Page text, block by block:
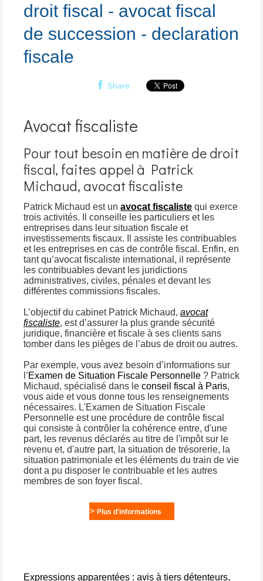
droit fiscal - avocat fiscal
de succession - declaration
fiscale
Share
Avocat fiscaliste
Pour tout besoin en matière de droit
fiscal, faites appel à Patrick
Michaud, avocat fiscaliste
Patrick Michaud est un avocat fiscaliste qui exerce
trois activités. Il conseille les particuliers et les
entreprises dans leur situation fiscale et
investissements fiscaux. Il assiste les contribuables
et les entreprises en cas de contrôle fiscal. Enfin, en
tant qu’avocat fiscaliste international, il représente
les contribuables devant les juridictions
administratives, civiles, pénales et devant les
différentes commissions fiscales.
L’objectif du cabinet Patrick Michaud, avocat
fiscaliste, est d’assurer la plus grande sécurité
juridique, financière et fiscale à ses clients sans
tomber dans les pièges de l’abus de droit ou autres.
Par exemple, vous avez besoin d’informations sur
l’Examen de Situation Fiscale Personnelle ? Patrick
Michaud, spécialisé dans le conseil fiscal à Paris,
vous aide et vous donne tous les renseignements
nécessaires. L'Examen de Situation Fiscale
Personnelle est une procédure de contrôle fiscal
qui consiste à contrôler la cohérence entre, d'une
part, les revenus déclarés au titre de l'impôt sur le
revenu et, d'autre part, la situation de trésorerie, la
situation patrimoniale et les éléments du train de vie
dont a pu disposer le contribuable et les autres
membres de son foyer fiscal.
> Plus d'informations
Expressions apparentées : avis à tiers détenteurs,